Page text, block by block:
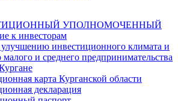
УПОЛНОМОЧЕННЫЙ
к инвесторам
инвестиционного климата и
и среднего предпринимательства
карта Курганской области
декларация